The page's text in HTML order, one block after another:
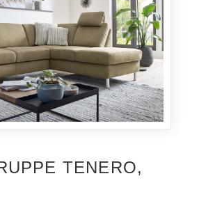
TENERO,